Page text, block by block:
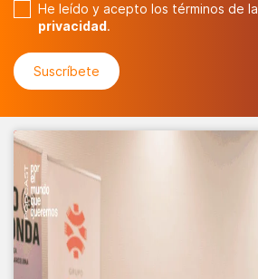
He leído y acepto los términos de la
privacidad.